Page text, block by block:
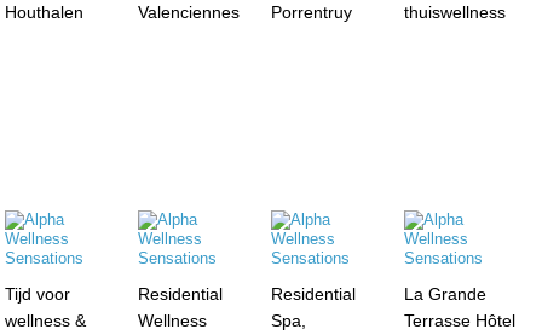
Houthalen
Valenciennes
Porrentruy
thuiswellness
Tijd voor
wellness &
Residential
Wellness
Residential
Spa,
La Grande
Terrasse Hôtel